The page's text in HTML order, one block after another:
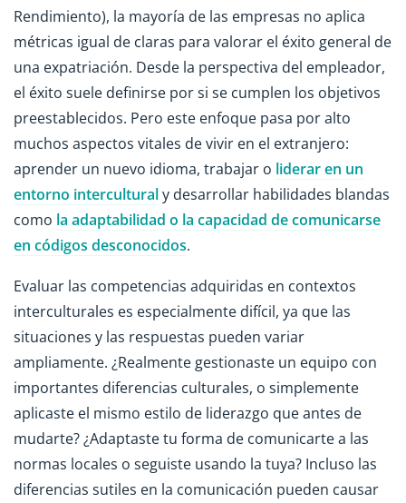
Rendimiento), la mayoría de las empresas no aplica
métricas igual de claras para valorar el éxito general de
una expatriación. Desde la perspectiva del empleador,
el éxito suele definirse por si se cumplen los objetivos
preestablecidos. Pero este enfoque pasa por alto
muchos aspectos vitales de vivir en el extranjero:
aprender un nuevo idioma, trabajar o liderar en un
entorno interculturaly desarrollar habilidades blandas
como la adaptabilidad o la capacidad de comunicarse
en códigos desconocidos.
Evaluar las competencias adquiridas en contextos
interculturales es especialmente difícil, ya que las
situaciones y las respuestas pueden variar
ampliamente. ¿Realmente gestionaste un equipo con
importantes diferencias culturales, o simplemente
aplicaste el mismo estilo de liderazgo que antes de
mudarte? ¿Adaptaste tu forma de comunicarte a las
normas locales o seguiste usando la tuya? Incluso las
diferencias sutiles en la comunicación pueden causar